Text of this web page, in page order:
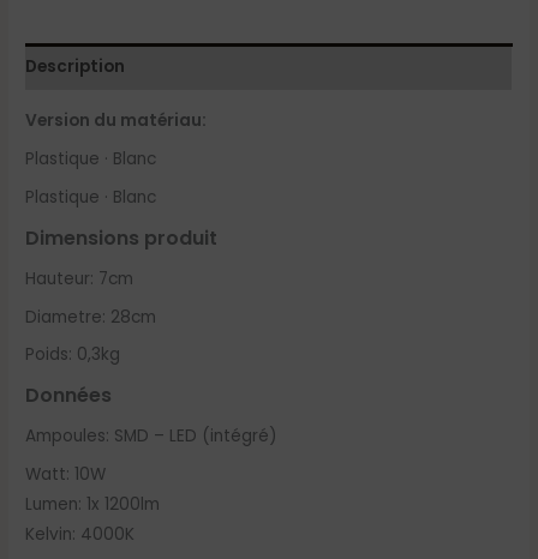
Description
Version du matériau:
Plastique · Blanc
Plastique · Blanc
Dimensions produit
Hauteur: 7cm
Diametre: 28cm
Poids: 0,3kg
Données
Ampoules: SMD – LED (intégré)
Watt: 10W
Lumen: 1x 1200lm
Kelvin: 4000K